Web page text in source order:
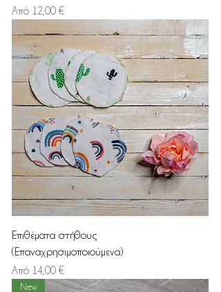
Από 12,00 €
Τιμή Έκπτωσης
Επιθέματα στήθους
(Επαναχρησιμοποιούμενα)
Από 14,00 €
Τιμή Έκπτωσης
New